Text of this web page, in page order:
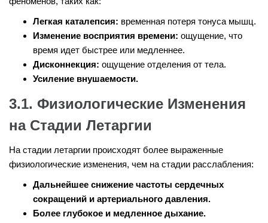
Легкая каталепсия: временная потеря тонуса мышц.
Изменение восприятия времени: ощущение, что
время идет быстрее или медленнее.
Дисконнекция: ощущение отделения от тела.
Усиление внушаемости.
3.1. Физиологические Изменения
на Стадии Летаргии
На стадии летаргии происходят более выраженные
физиологические изменения, чем на стадии расслабления:
Дальнейшее снижение частоты сердечных
сокращений и артериального давления.
Более глубокое и медленное дыхание.